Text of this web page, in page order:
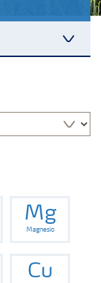
Mg
Magnesio
Cu